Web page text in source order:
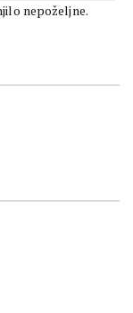
nepoželjne.